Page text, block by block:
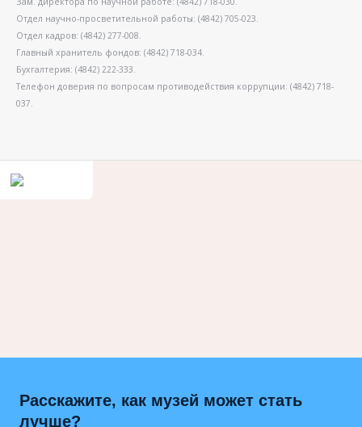
Отдел научно-просветительной работы: (4842) 705-023.
Отдел кадров: (4842) 277-008.
Главный хранитель фондов: (4842) 718-034.
Бухгалтерия: (4842) 222-333.
Телефон доверия по вопросам противодействия коррупции: (4842) 718-
037.
Расскажите, как музей может стать
лучше?